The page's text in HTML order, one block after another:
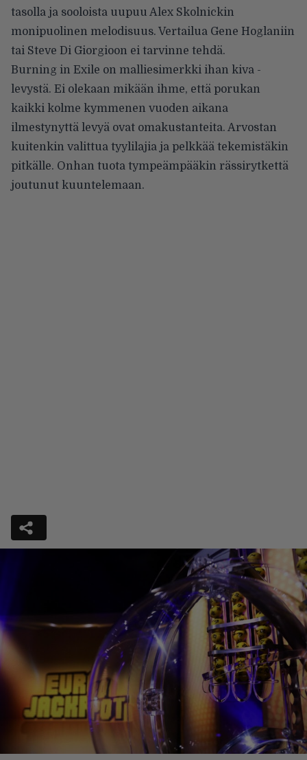
tasolla ja sooloista uupuu Alex Skolnickin
monipuolinen melodisuus. Vertailua Gene Hoglaniin
tai Steve Di Giorgioon ei tarvinne tehdä.
Burning in Exile on malliesimerkki ihan kiva -
levystä. Ei olekaan mikään ihme, että porukan
kaikki kolme kymmenen vuoden aikana
ilmestynyttä levyä ovat omakustanteita. Arvostan
kuitenkin valittua tyylilajia ja pelkkää tekemistäkin
pitkälle. Onhan tuota tympeämpääkin rässirytkettä
joutunut kuuntelemaan.